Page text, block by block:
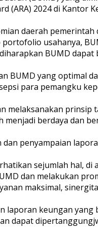
(ARA) 2024 di Kantor
daerah
usahanya,
BUMD
BUMD yang optimal
para pemangku
melaksanakan
berdaya dan
penyampaian
sejumlah hal,
dan melakukan
maksimal,
laporan keungan
dapat